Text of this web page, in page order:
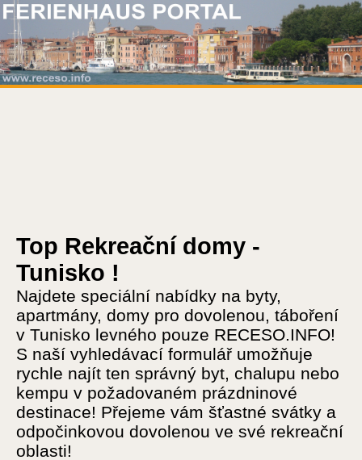
Top Rekreační domy -
Tunisko !
Najdete speciální nabídky na byty,
apartmány, domy pro dovolenou, táboření
v Tunisko levného pouze RECESO.INFO!
S naší vyhledávací formulář umožňuje
rychle najít ten správný byt, chalupu nebo
kempu v požadovaném prázdninové
destinace! Přejeme vám šťastné svátky a
odpočinkovou dovolenou ve své rekreační
oblasti!